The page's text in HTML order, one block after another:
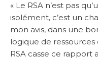
« Le RSA n’est pas
isolément, c’est un
mon avis, dans une
logique de
RSA casse ce rapport